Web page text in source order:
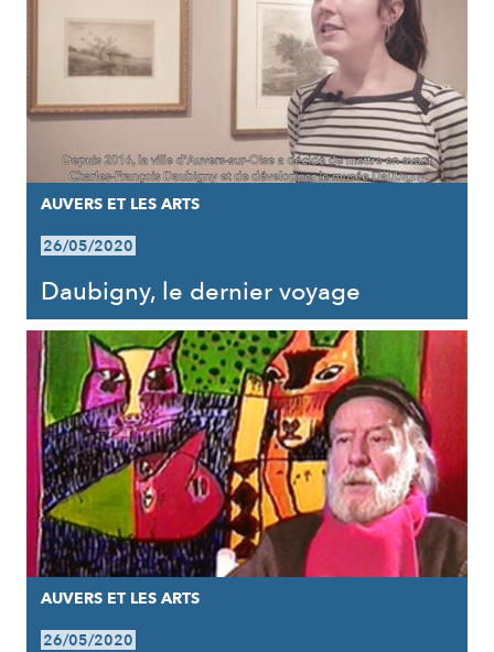
AUVERS ET LES ARTS
26/05/2020
Daubigny, le dernier voyage
AUVERS ET LES ARTS
26/05/2020